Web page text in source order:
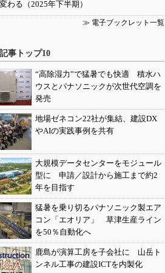
わる（2025年下半期）
≫ 電子ブックレット一覧
事トップ10
“高除湿力”で猛暑でも快適 積水ハ
ウスとパナソニックが次世代空調を
発売
地場ゼネコン22社が集結、建設DX
やAIの実践事例を共有
大規模データセンターをモジュール
型に 申請／設計から施工まで約2
年を目指す
猛暑を乗り切るパナソニック製エア
コン「エオリア」 草津生産ライン
を50％自動化へ
鹿島が演算工房を子会社に 山岳ト
ンネル工事の建設ICTを内製化